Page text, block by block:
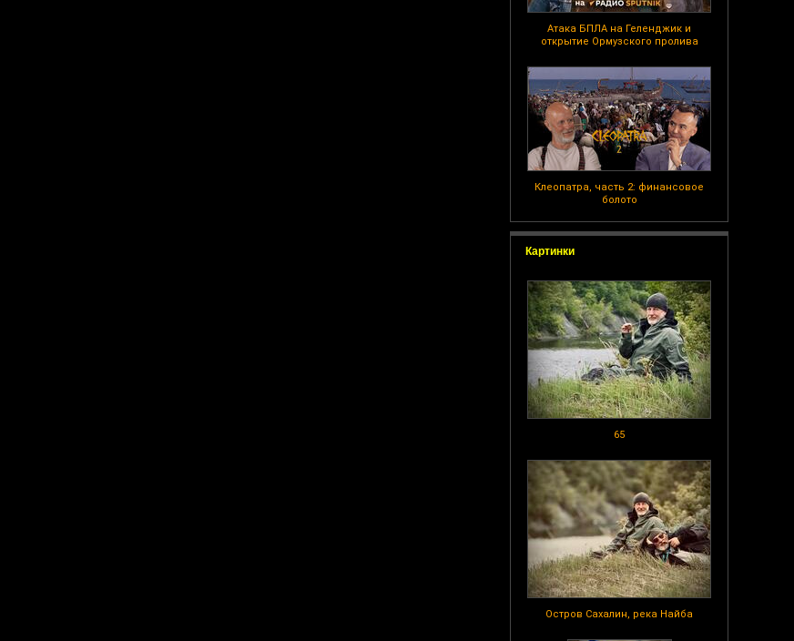
Атака БПЛА на Геленджик и
открытие Ормузского пролива
Клеопатра, часть 2: финансовое
болото
Картинки
65
Остров Сахалин, река Найба